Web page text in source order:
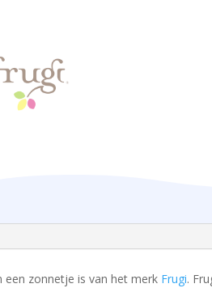
een zonnetje is van het merk Frugi.